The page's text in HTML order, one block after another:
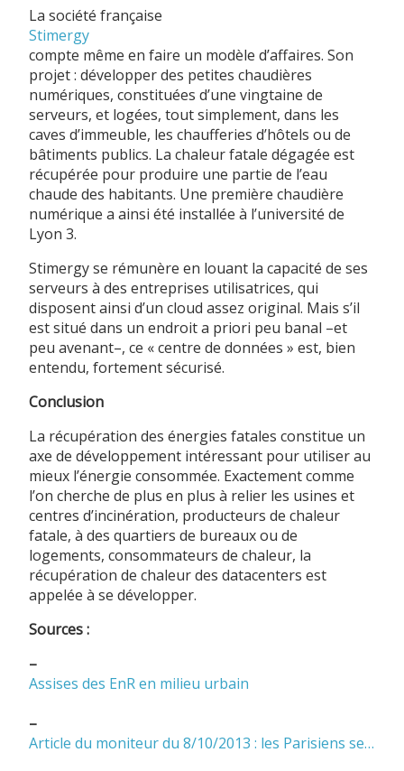
La société française
Stimergy
compte même en faire un modèle d’affaires. Son
projet : développer des petites chaudières
numériques, constituées d’une vingtaine de
serveurs, et logées, tout simplement, dans les
caves d’immeuble, les chaufferies d’hôtels ou de
bâtiments publics. La chaleur fatale dégagée est
récupérée pour produire une partie de l’eau
chaude des habitants. Une première chaudière
numérique a ainsi été installée à l’université de
Lyon 3.
Stimergy se rémunère en louant la capacité de ses
serveurs à des entreprises utilisatrices, qui
disposent ainsi d’un cloud assez original. Mais s’il
est situé dans un endroit a priori peu banal –et
peu avenant–, ce « centre de données » est, bien
entendu, fortement sécurisé.
Conclusion
La récupération des énergies fatales constitue un
axe de développement intéressant pour utiliser au
mieux l’énergie consommée. Exactement comme
l’on cherche de plus en plus à relier les usines et
centres d’incinération, producteurs de chaleur
fatale, à des quartiers de bureaux ou de
logements, consommateurs de chaleur, la
récupération de chaleur des datacenters est
appelée à se développer.
Sources :
–
Assises des EnR en milieu urbain
–
Article du moniteur du 8/10/2013 : les Parisiens se chaufferont-ils aux disques durs ?